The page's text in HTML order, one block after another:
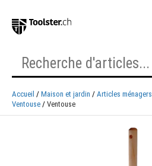
Accueil Maison et jardin Articles ménagers
Ventouse
Ventouse